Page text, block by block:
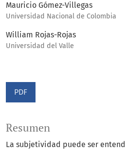
Mauricio Gómez-Villegas
Universidad Nacional de Colombia
William Rojas-Rojas
Universidad del Valle
PDF
Resumen
La subjetividad puede ser